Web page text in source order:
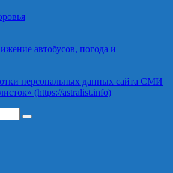
автобусов, погода и
персональных данных сайта СМИ
(https://astralist.info)